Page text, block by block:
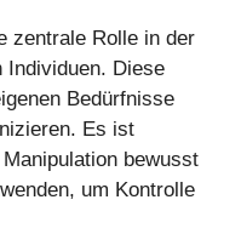
zentrale Rolle in der
Individuen. Diese
Bedürfnisse
Es ist
bewusst
um Kontrolle